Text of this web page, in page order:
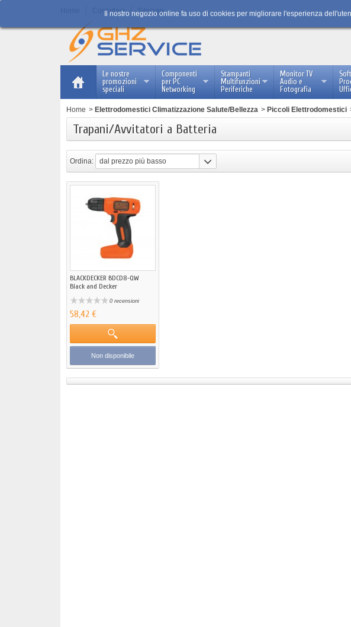
Contattaci Sitemap
Le nostre
promozioni
speciali
Componenti
per PC
Networking
Stampanti
Multifunzioni
Periferiche
Monitor TV
Audio e
Fotografia
Il nostro negozio online fa uso di cookies per migliorare l'esperienza
Home > Elettrodomestici Climatizzazione Salute/Bellezza > Piccoli Elettrodomestici
Trapani/Avvitatori a Batteria
Ordina: dal prezzo più basso
BLACKDECKER BDCD8-QW
Black and Decker
0 recensioni
58,42 €
Non disponibile